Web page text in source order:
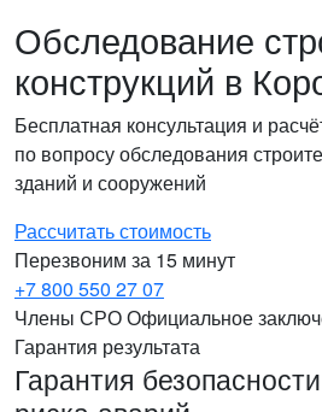
Обследование
конструкций в
Бесплатная консультация и
по вопросу обследования
зданий и сооружений
Рассчитать стоимость
Перезвоним за 15 минут
+7 800 550 27 07
Члены СРООфициальное
Гарантия результата
Гарантия